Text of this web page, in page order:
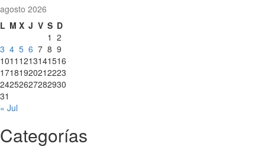
agosto 2026
L M X J V S D
1 2
3 4 5 6 7 8 9
1011 1213141516
17181920212223
24252627282930
31
« Jul
Categorías